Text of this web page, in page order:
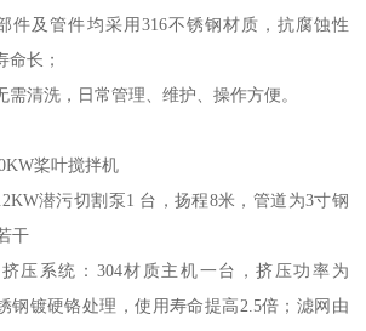
件及管件均采用316不锈钢材质，抗腐蚀性
命长；
需清洗，日常管理、维护、操作方便。
桨叶搅拌机
潜污切割泵1 台，扬程8米，管道为3寸钢
干
压系统：304材质主机一台，挤压功率为
钢镀硬铬处理，使用寿命提高2.5倍；滤网由